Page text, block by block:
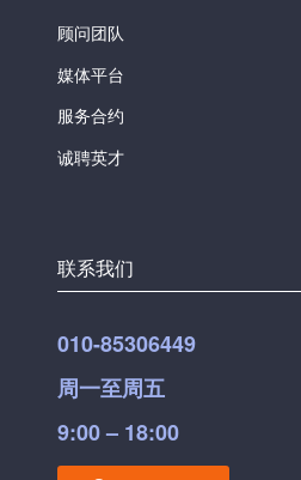
顾问团队
媒体平台
服务合约
诚聘英才
联系我们
010-85306449
周一至周五
9:00 – 18:00